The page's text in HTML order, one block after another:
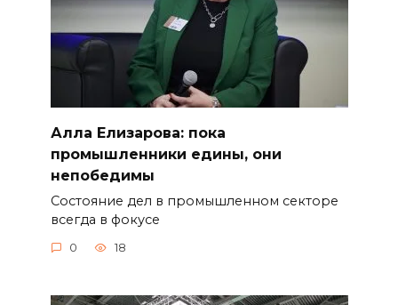
Алла Елизарова: пока
промышленники едины, они
непобедимы
Состояние дел в промышленном секторе
всегда в фокусе
0 18